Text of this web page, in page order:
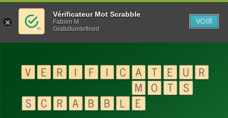
Vérificateur Mot Scrabble
Fabien M
Gratuitundefined
VOIR